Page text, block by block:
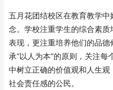
五月花团结校区在教育教学
念。学校注重学生的综合素
表现，更注重培养他们的品
承“以人为本”的原则，关注
中树立正确的价值观和人生
社会责任感的公民。